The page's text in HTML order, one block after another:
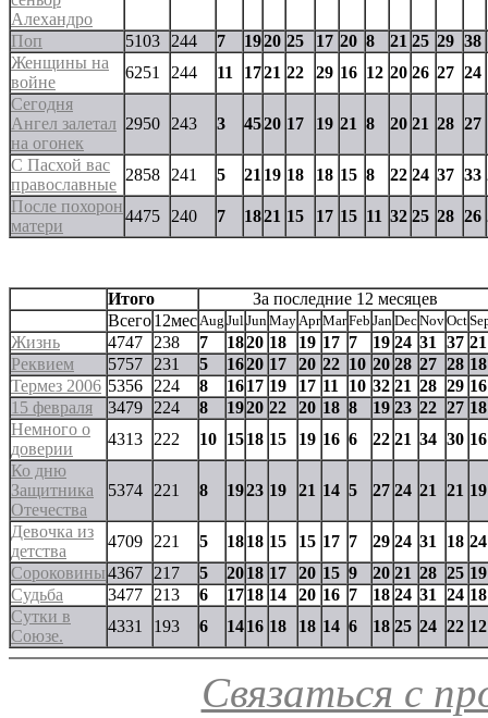
Алехандро
Поп
5103 244 7 1920 25 17 20 8 21 25 29 38
Женщины на
войне
6251 244 11 1721 22 29 16 12 20 26 27 24
Сегодня
Ангел залетал
на огонек
2950 243 3 4520 17 19 21 8 20 21 28 27
С Пасхой вас
православные
2858 241 5 21 19 18 18 15 8 22 24 37 33
После похорон
матери
4475 240 7 1821 15 17 15 11 32 25 28 26
Итого
За последние 12 месяцев
Всего12мес Aug Jul Jun May AprMarFeb Jan DecNovOct
Жизнь 4747 238 7 1820 18 19 17 7 19 24 31 37 21
Реквием
5757 231 5 1620 17 20 22 10 20 28 27 28 18
Термез 2006 5356 224 8 1617 19 17 11 10 32 21 28 29 16
15 февраля
3479 224 8 1920 22 20 18 8 19 23 22 27 18
Немного о
доверии
4313 222 10 1518 15 19 16 6 22 21 34 30 16
Ко дню
Защитника
Отечества
5374 221 8 1923 19 21 14 5 27 24 21 21 19
Девочка из
детства
4709 221 5 1818 15 15 17 7 29 24 31 18 24
Сороковины4367 217 5 2018 17 20 15 9 20 21 28 25 19
Судьба
3477 213 6 1718 14 20 16 7 18 24 31 24 18
Сутки в
Союзе.
4331 193 6 1416 18 18 14 6 18 25 24 22 12
Связаться с